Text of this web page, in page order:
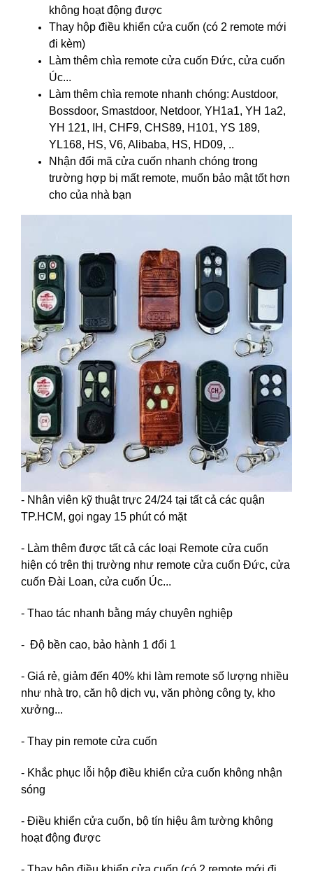
không hoạt động được
Thay hộp điều khiển cửa cuốn (có 2 remote mới
đi kèm)
Làm thêm chìa remote cửa cuốn Đức, cửa cuốn
Úc...
Làm thêm chìa remote nhanh chóng: Austdoor,
Bossdoor, Smastdoor, Netdoor, YH1a1, YH 1a2,
YH 121, IH, CHF9, CHS89, H101, YS 189,
YL168, HS, V6, Alibaba, HS, HD09, ..
Nhận đổi mã cửa cuốn nhanh chóng trong
trường hợp bị mất remote, muốn bảo mật tốt hơn
cho của nhà bạn
- Nhân viên kỹ thuật trực 24/24 tại tất cả các quận
TP.HCM, gọi ngay 15 phút có mặt
- Làm thêm được tất cả các loại Remote cửa cuốn
hiện có trên thị trường như remote cửa cuốn Đức, cửa
cuốn Đài Loan, cửa cuốn Úc...
- Thao tác nhanh bằng máy chuyên nghiệp
- Độ bền cao, bảo hành 1 đổi 1
- Giá rẻ, giảm đến 40% khi làm remote số lượng nhiều
như nhà trọ, căn hộ dịch vụ, văn phòng công ty, kho
xưởng...
- Thay pin remote cửa cuốn
- Khắc phục lỗi hộp điều khiển cửa cuốn không nhận
sóng
- Điều khiển cửa cuốn, bộ tín hiệu âm tường không
hoạt động được